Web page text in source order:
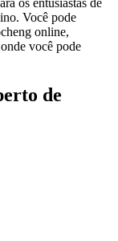
Você pode
online,
você pode
de